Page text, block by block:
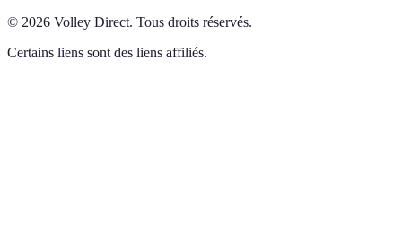
© 2026 Volley Direct. Tous droits réservés.
Certains liens sont des liens affiliés.